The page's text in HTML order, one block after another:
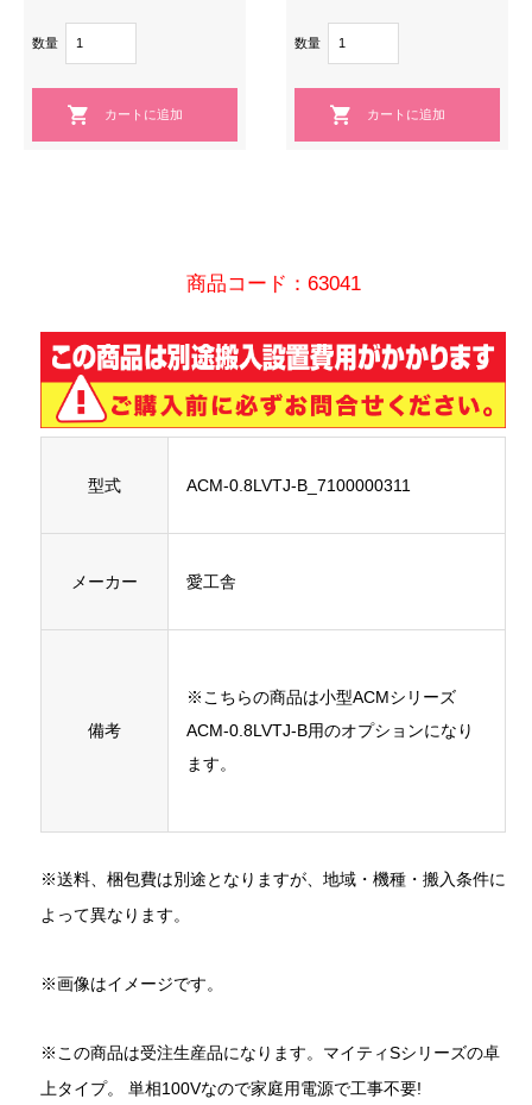
数量 数量
商品コード：63041
型式 ACM-0.8LVTJ-B_7100000311
メーカー 愛工舎
備考
※こちらの商品は小型ACMシリーズ
ACM-0.8LVTJ-B用のオプションになり
ます。
※送料、梱包費は別途となりますが、地域・機種・搬入条件に
よって異なります。
※画像はイメージです。
※この商品は受注生産品になります。マイティSシリーズの卓
上タイプ。 単相100Vなので家庭用電源で工事不要!